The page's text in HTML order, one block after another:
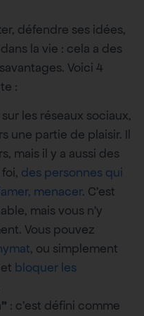
défendre ses idées,
la vie : cela a des
Voici 4
:
les réseaux sociaux,
une partie de plaisir. Il
mais il y a aussi des
des personnes qui
menacer. C’est
mais vous n’y
Vous pouvez
, ou simplement
bloquer les
: c’est défini comme